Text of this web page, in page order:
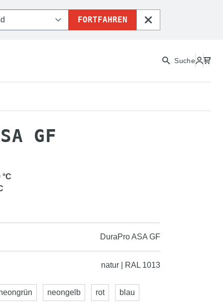
FORTFAHREN
SCHLIESSEN
Suche
GF
°C
DuraPro ASA GF
natur | RAL 1013
neongelb rot blau